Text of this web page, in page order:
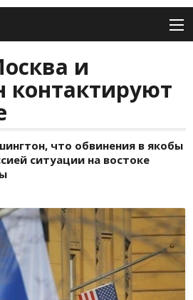
и
контактируют
что обвинения в якобы
ситуации на востоке